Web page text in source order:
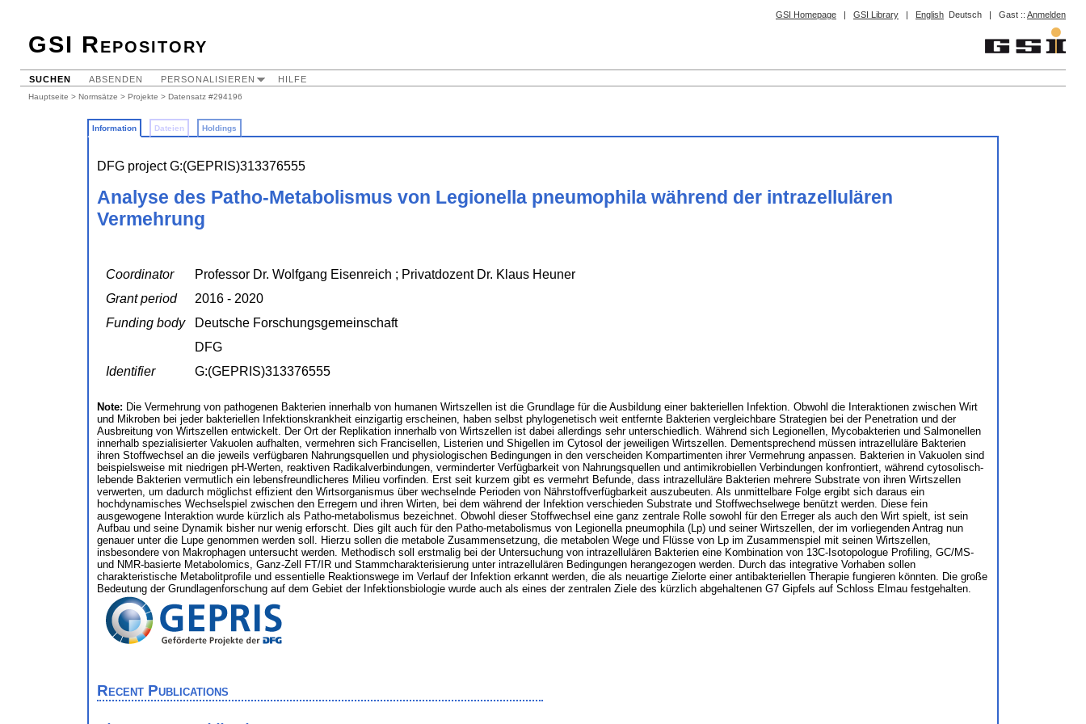
GSI Homepage | GSI Library | English Deutsch | Gast :: Anmelden
GSI Repository
SUCHEN ABSENDEN PERSONALISIEREN HILFE
Hauptseite > Normsätze > Projekte > Datensatz #294196
Information Dateien Holdings
DFG project G:(GEPRIS)313376555
Analyse des Patho-Metabolismus von Legionella pneumophila während der intrazellulären
Vermehrung
Coordinator
Professor Dr. Wolfgang Eisenreich ; Privatdozent Dr. Klaus Heuner
Grant period
2016 - 2020
Funding body
Deutsche Forschungsgemeinschaft
DFG
Identifier
G:(GEPRIS)313376555
Note: Die Vermehrung von pathogenen Bakterien innerhalb von humanen Wirtszellen ist die Grundlage für die Ausbildung einer bakteriellen Infektion. Obwohl die Interaktionen zwischen Wirt
und Mikroben bei jeder bakteriellen Infektionskrankheit einzigartig erscheinen, haben selbst phylogenetisch weit entfernte Bakterien vergleichbare Strategien bei der Penetration und der
Ausbreitung von Wirtszellen entwickelt. Der Ort der Replikation innerhalb von Wirtszellen ist dabei allerdings sehr unterschiedlich. Während sich Legionellen, Mycobakterien und Salmonellen
innerhalb spezialisierter Vakuolen aufhalten, vermehren sich Francisellen, Listerien und Shigellen im Cytosol der jeweiligen Wirtszellen. Dementsprechend müssen intrazelluläre Bakterien
ihren Stoffwechsel an die jeweils verfügbaren Nahrungsquellen und physiologischen Bedingungen in den verscheiden Kompartimenten ihrer Vermehrung anpassen. Bakterien in Vakuolen sind
beispielsweise mit niedrigen pH-Werten, reaktiven Radikalverbindungen, verminderter Verfügbarkeit von Nahrungsquellen und antimikrobiellen Verbindungen konfrontiert, während cytosolisch-
lebende Bakterien vermutlich ein lebensfreundlicheres Milieu vorfinden. Erst seit kurzem gibt es vermehrt Befunde, dass intrazelluläre Bakterien mehrere Substrate von ihren Wirtszellen
verwerten, um dadurch möglichst effizient den Wirtsorganismus über wechselnde Perioden von Nährstoffverfügbarkeit auszubeuten. Als unmittelbare Folge ergibt sich daraus ein
hochdynamisches Wechselspiel zwischen den Erregern und ihren Wirten, bei dem während der Infektion verschieden Substrate und Stoffwechselwege benützt werden. Diese fein
ausgewogene Interaktion wurde kürzlich als Patho-metabolismus bezeichnet. Obwohl dieser Stoffwechsel eine ganz zentrale Rolle sowohl für den Erreger als auch den Wirt spielt, ist sein
Aufbau und seine Dynamik bisher nur wenig erforscht. Dies gilt auch für den Patho-metabolismus von Legionella pneumophila (Lp) und seiner Wirtszellen, der im vorliegenden Antrag nun
genauer unter die Lupe genommen werden soll. Hierzu sollen die metabole Zusammensetzung, die metabolen Wege und Flüsse von Lp im Zusammenspiel mit seinen Wirtszellen,
insbesondere von Makrophagen untersucht werden. Methodisch soll erstmalig bei der Untersuchung von intrazellulären Bakterien eine Kombination von 13C-Isotopologue Profiling, GC/MS-
und NMR-basierte Metabolomics, Ganz-Zell FT/IR und Stammcharakterisierung unter intrazellulären Bedingungen herangezogen werden. Durch das integrative Vorhaben sollen
charakteristische Metabolitprofile und essentielle Reaktionswege im Verlauf der Infektion erkannt werden, die als neuartige Zielorte einer antibakteriellen Therapie fungieren könnten. Die große
Bedeutung der Grundlagenforschung auf dem Gebiet der Infektionsbiologie wurde auch als eines der zentralen Ziele des kürzlich abgehaltenen G7 Gipfels auf Schloss Elmau festgehalten.
Recent Publications